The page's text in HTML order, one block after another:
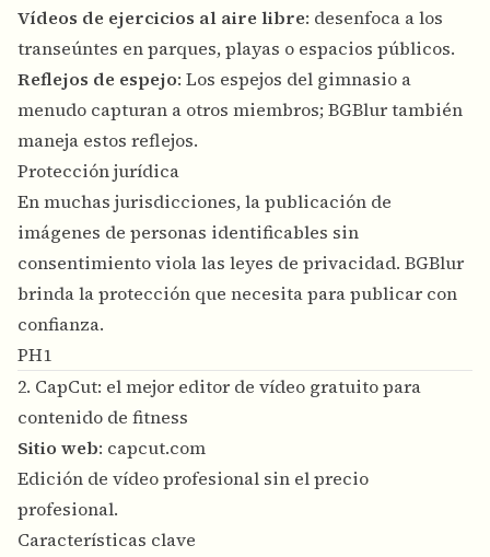
Vídeos de ejercicios al aire libre: desenfoca a los
transeúntes en parques, playas o espacios públicos.
Reflejos de espejo: Los espejos del gimnasio a
menudo capturan a otros miembros; BGBlur también
maneja estos reflejos.
Protección jurídica
En muchas jurisdicciones, la publicación de
imágenes de personas identificables sin
consentimiento viola las leyes de privacidad. BGBlur
brinda la protección que necesita para publicar con
confianza.
PH1
2. CapCut: el mejor editor de vídeo gratuito para
contenido de fitness
Sitio web: capcut.com
Edición de vídeo profesional sin el precio
profesional.
Características clave